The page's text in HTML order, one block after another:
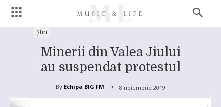
Știri
Minerii din Valea Jiului
au suspendat protestul
By Echipa BIG FM 8 noiembrie 2019